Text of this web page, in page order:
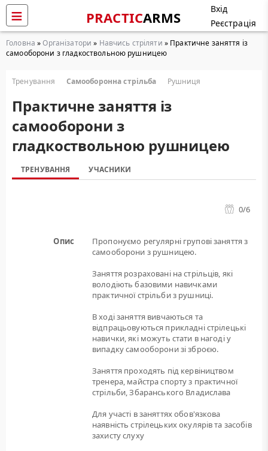
PRACTICARMS
Вхід
Реєстрація
Головна »Організатори » Навчись стріляти » Практичне заняття із
самооборони з гладкоствольною рушницею
Тренування Самооборонна стрільба Рушниця
Практичне заняття із
самооборони з
гладкоствольною рушницею
ТРЕНУВАННЯ УЧАСНИКИ
0/6
Опис
Пропонуємо регулярні групові заняття з
самооборони з рушницею.
Заняття розраховані на стрільців, які
володіють базовими навичками
практичної стрільби з рушниці.
В ході заняття вивчаються та
відпрацьовуються прикладні стрілецькі
навички, які можуть стати в нагоді у
випадку самооборони зі зброєю.
Заняття проходять під кервіництвом
тренера, майстра спорту з практичної
стрільби, Збаранського Владислава
Для участі в заняттях обов'язкова
наявність стрілецьких окулярів та засобів
захисту слуху